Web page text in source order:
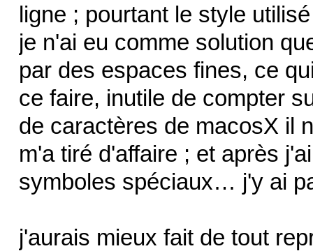
ligne ; pourtant le style
je n'ai eu comme solution
par des espaces fines, ce
ce faire, inutile de compter
de caractères de macosX il
m'a tiré d'affaire ; et après
symboles spéciaux… j'y ai
j'aurais mieux fait de tout